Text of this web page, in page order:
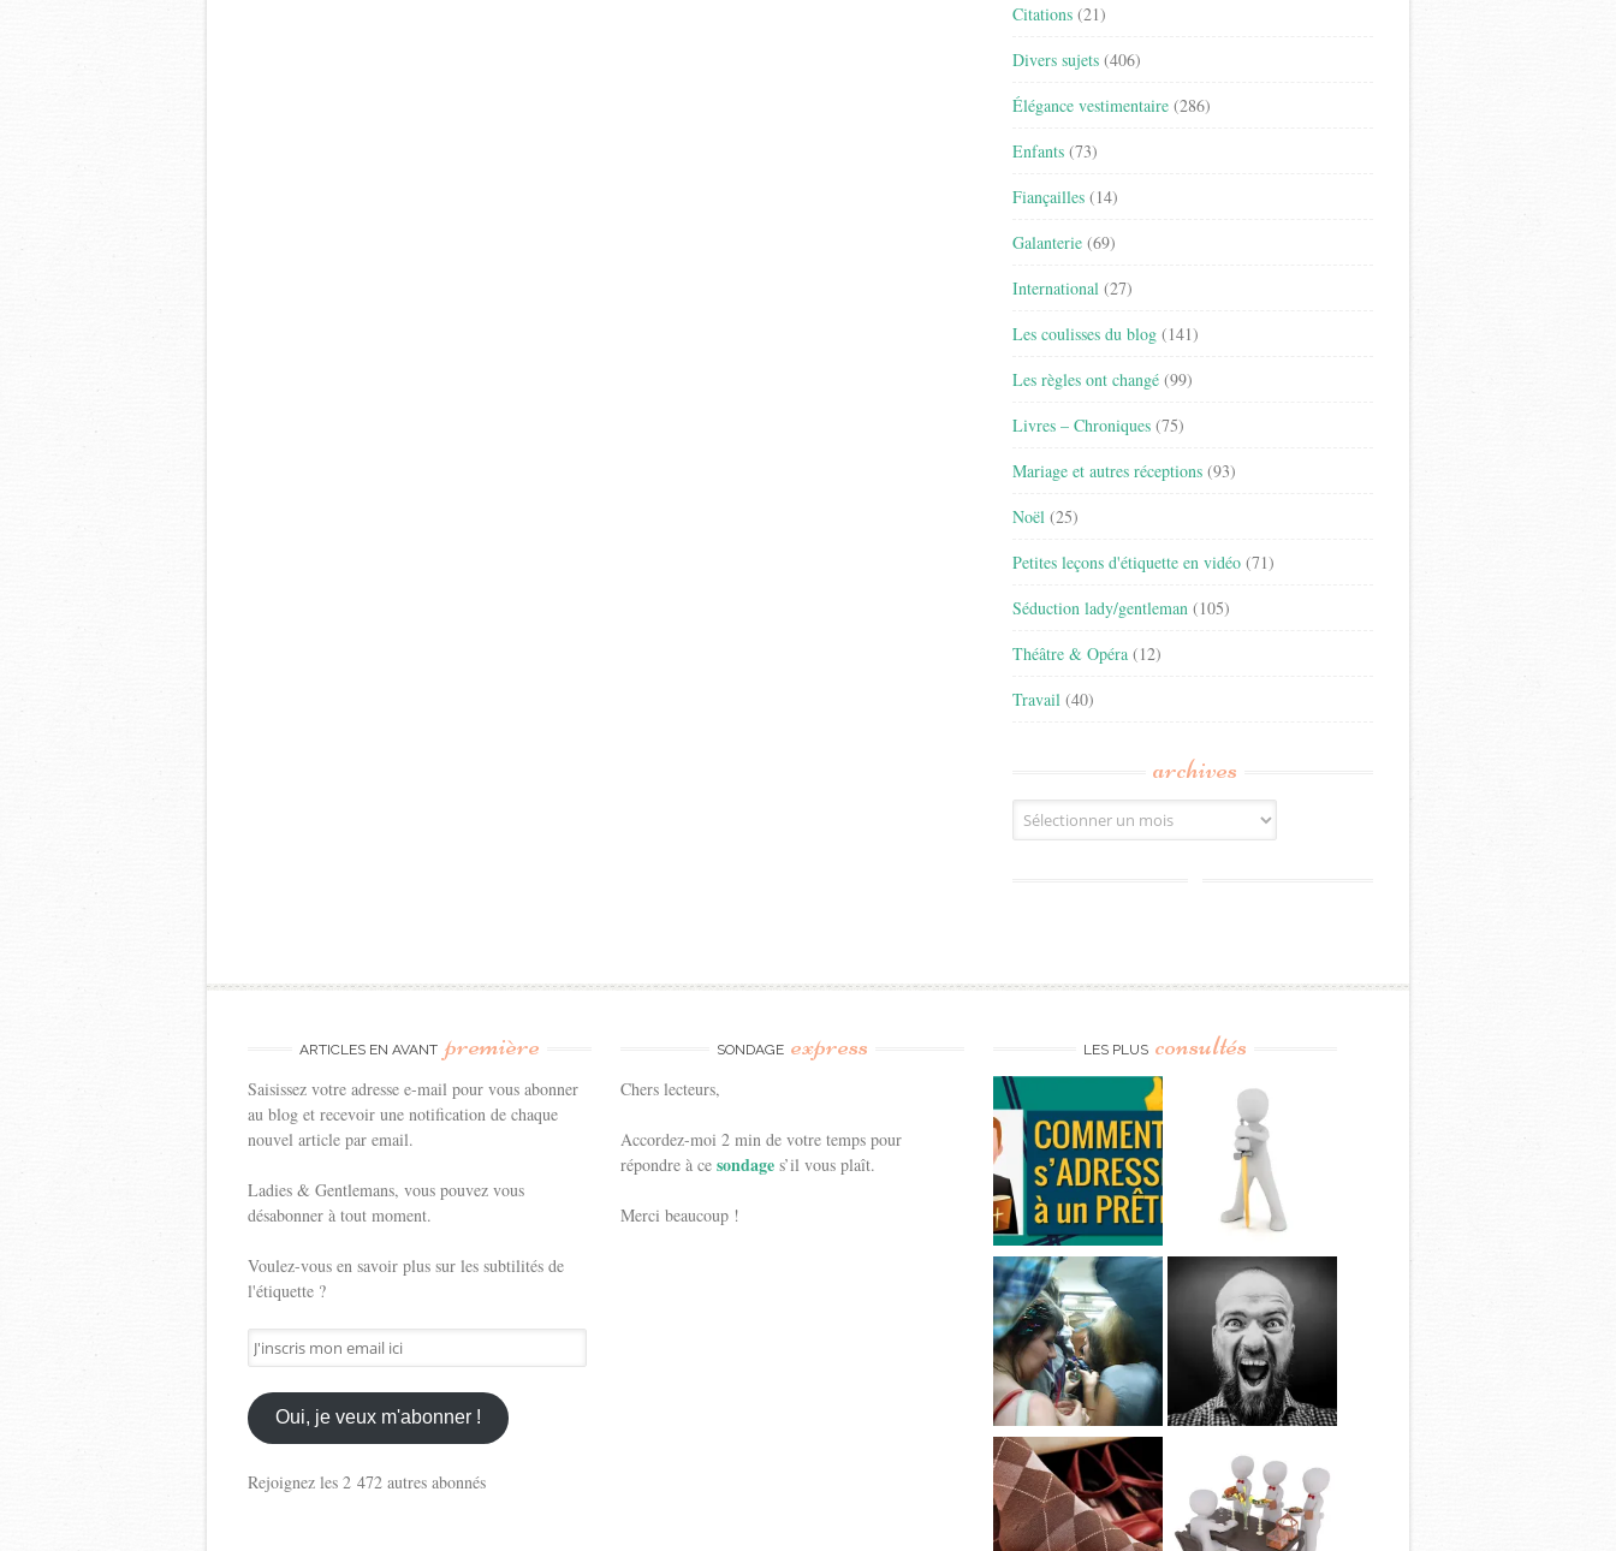
Citations (21)
Divers sujets (406)
Élégance vestimentaire (286)
Enfants (73)
Fiançailles (14)
Galanterie (69)
International (27)
Les coulisses du blog (141)
Les règles ont changé (99)
Livres – Chroniques (75)
Mariage et autres réceptions (93)
Noël (25)
Petites leçons d'étiquette en vidéo (71)
Séduction lady/gentleman (105)
Théâtre & Opéra (12)
Travail (40)
archives
Archives
ARTICLES EN AVANT première
Saisissez votre adresse e-mail pour vous abonner
au blog et recevoir une notification de chaque
nouvel article par email.
Ladies & Gentlemans, vous pouvez vous
désabonner à tout moment.
Voulez-vous en savoir plus sur les subtilités de
l'étiquette ?
J'inscris
mon
email
ici
Oui, je veux m'abonner !
Rejoignez les 2 472 autres abonnés
SONDAGE express
Chers lecteurs,
Accordez-moi 2 min de votre temps pour
répondre à cesondages’il vous plaît.
Merci beaucoup !
LES PLUS consultés